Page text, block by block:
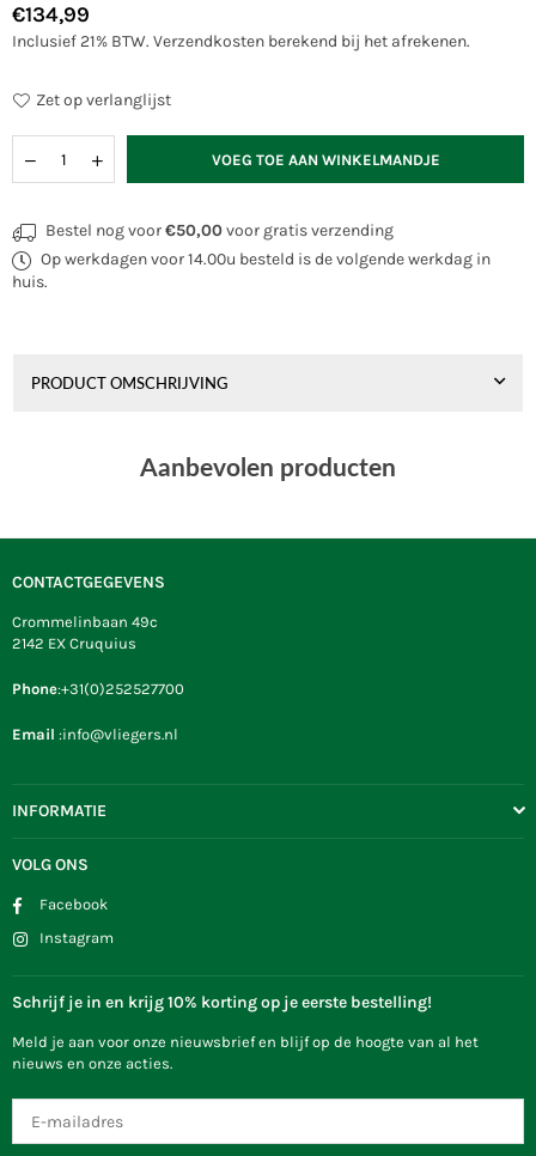
Normale
prijs
€134,99
Inclusief 21% BTW. Verzendkosten berekend bij het afrekenen.
Zet op verlanglijst
VOEG TOE AAN WINKELMANDJE
Bestel nog voor€50,00voor gratis verzending
Op werkdagen voor 14.00u besteld is de volgende werkdag in
huis.
PRODUCT OMSCHRIJVING
Aanbevolen producten
CONTACTGEGEVENS
Crommelinbaan 49c
2142 EX Cruquius
Phone:+31(0)252527700
Email :info@vliegers.nl
INFORMATIE
VOLG ONS
Facebook
Instagram
Schrijf je in en krijg 10% korting op je eerste bestelling!
Meld je aan voor onze nieuwsbrief en blijf op de hoogte van al het
nieuws en onze acties.